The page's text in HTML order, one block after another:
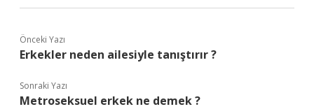
Önceki Yazı
Erkekler neden ailesiyle tanıştırır ?
Sonraki Yazı
Metroseksuel erkek ne demek ?